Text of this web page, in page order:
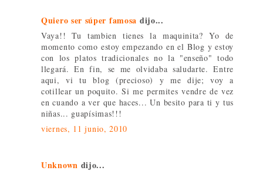
Quiero ser súper famosa dijo...
Vaya!! Tu tambien tienes la maquinita? Yo de
momento como estoy empezando en el Blog y estoy
con los platos tradicionales no la "enseño" todo
llegará. En fin, se me olvidaba saludarte. Entre
aqui, vi tu blog (precioso) y me dije; voy a
cotillear un poquito. Si me permites vendre de vez
en cuando a ver que haces... Un besito para ti y tus
niñas... guapísimas!!!
viernes, 11 junio, 2010
Unknown dijo...